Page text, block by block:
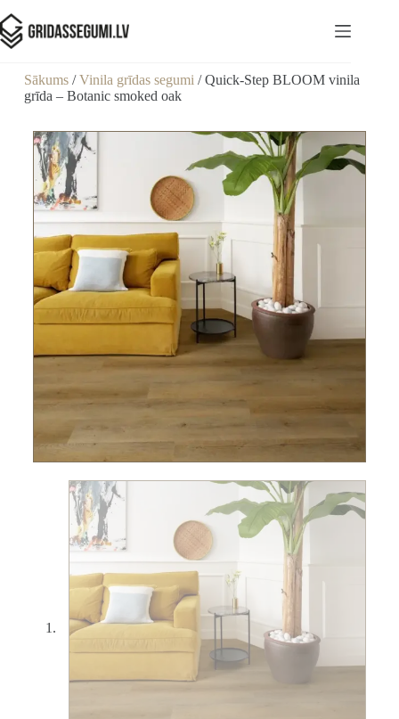
Sākums/Vinila grīdas segumi / Quick-Step BLOOM vinila
grīda – Botanic smoked oak